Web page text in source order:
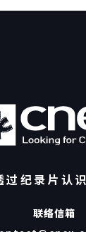
过纪录片认
联络信箱